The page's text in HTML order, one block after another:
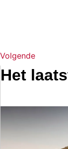
Volgende
Het